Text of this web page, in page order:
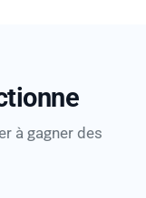
à gagner des